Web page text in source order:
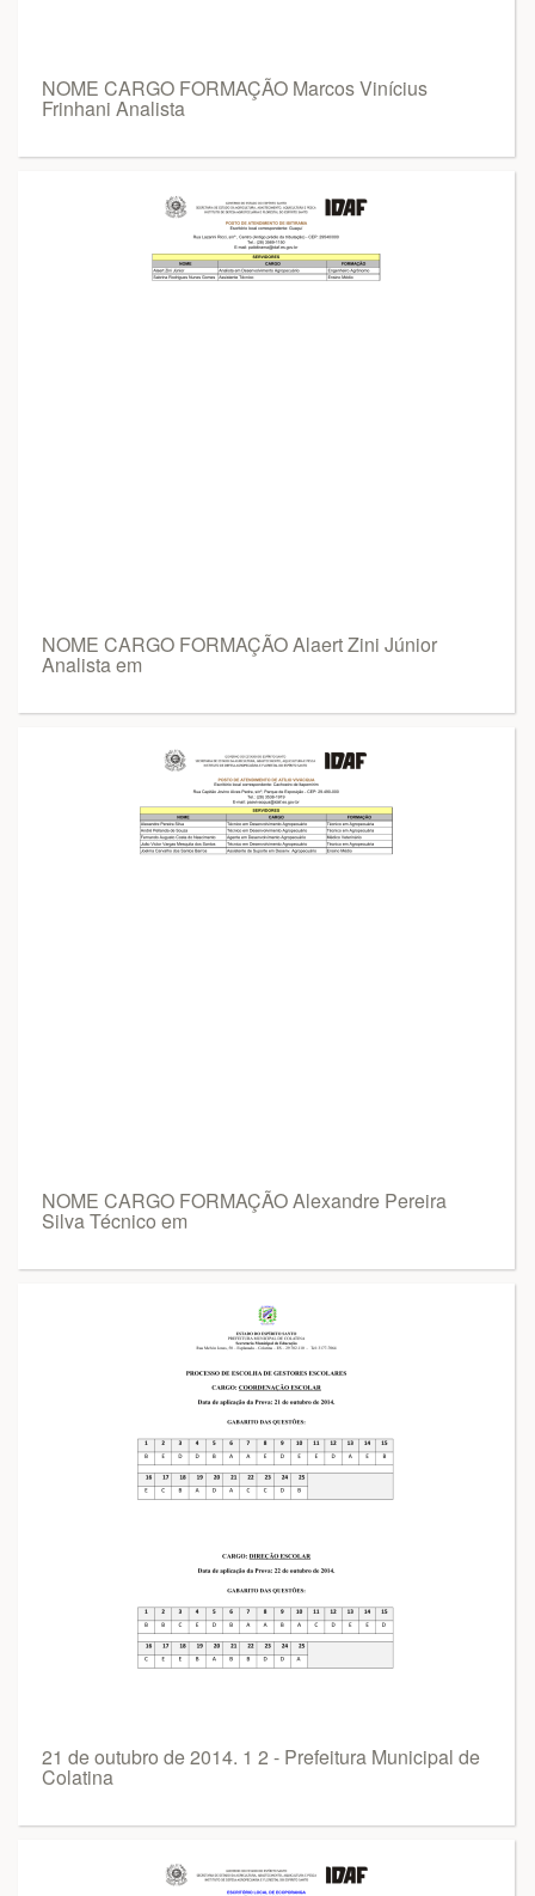
NOME CARGO FORMAÇÃO Marcos Vinícius
Frinhani Analista
NOME CARGO FORMAÇÃO Alaert Zini Júnior
Analista em
NOME CARGO FORMAÇÃO Alexandre Pereira
Silva Técnico em
21 de outubro de 2014. 1 2 - Prefeitura Municipal de
Colatina